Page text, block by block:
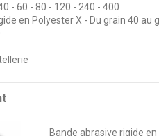
- 60 - 80 - 120 - 240 - 400
en Polyester X - Du grain 40 au
Bande abrasive rigide